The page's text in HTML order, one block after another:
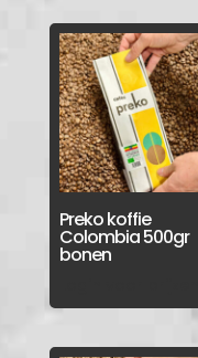
Preko koffie
Colombia 500gr
bonen